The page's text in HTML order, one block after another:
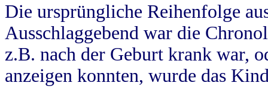
Die ursprüngliche Reihenfolge
Ausschlaggebend war die
z.B. nach der Geburt krank war,
anzeigen konnten, wurde das